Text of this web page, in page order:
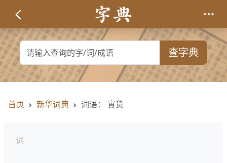
查字典
首页 新华词典 词语： 賨货
词